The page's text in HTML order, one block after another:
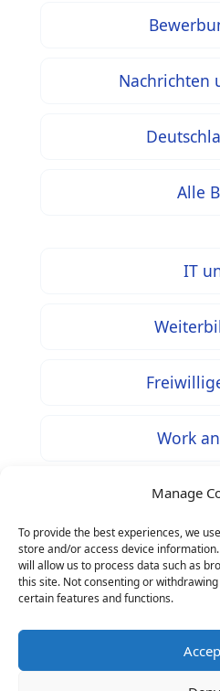
Manage
To provide the best experiences, we
store and/or access device
will allow us to process data such as
this site. Not consenting or
certain features and functions.
Nachrichten
Alle
IT
Work
Tools
* Bei mit diesem Zeichen
einen solchen Link entstehen
Seitenbetreiber erhalten wir